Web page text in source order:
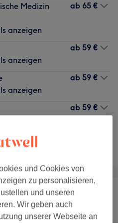
Medizin
anzeigen
ab 65 €
anzeigen
ab 59 €
anzeigen
ab 59 €
ab 59 €
Nägel
und Cookies von
zu personalisieren,
und unseren
Wir geben auch
unserer Webseite an